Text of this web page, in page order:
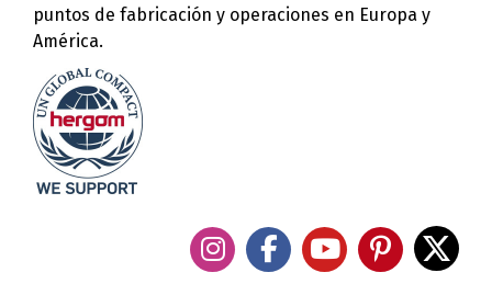
puntos de fabricación y operaciones en Europa y
América.